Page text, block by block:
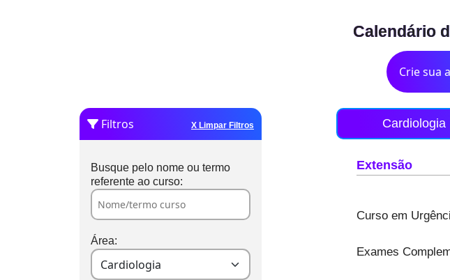
Calendário
Crie sua
Filtros X Limpar Filtros
Busque pelo nome ou termo
referente ao curso:
Área:
Cardiologia
Extensão
Curso em
Exames